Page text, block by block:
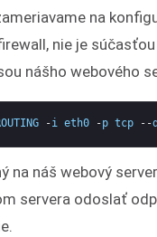
na
nie je
nášho webového
-i eth0 -p tcp --
na náš webový
servera odoslať